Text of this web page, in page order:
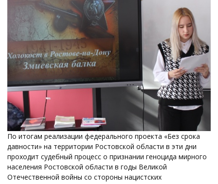
По итогам реализации федерального проекта «Без срока
давности» на территории Ростовской области в эти дни
проходит судебный процесс о признании геноцида мирного
населения Ростовской области в годы Великой
Отечественной войны со стороны нацистских